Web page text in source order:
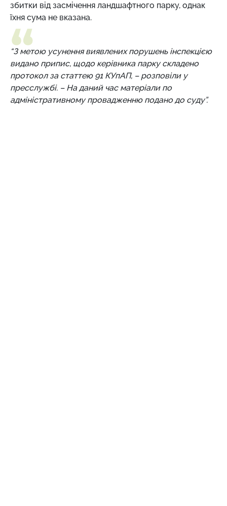
збитки від засмічення ландшафтного парку, однак
їхня сума не вказана.
“З метою усунення виявлених порушень інспекцією
видано припис, щодо керівника парку складено
протокол за статтею 91 КУпАП, – розповіли у
пресслужбі. – На даний час матеріали по
адміністративному провадженню подано до суду”.